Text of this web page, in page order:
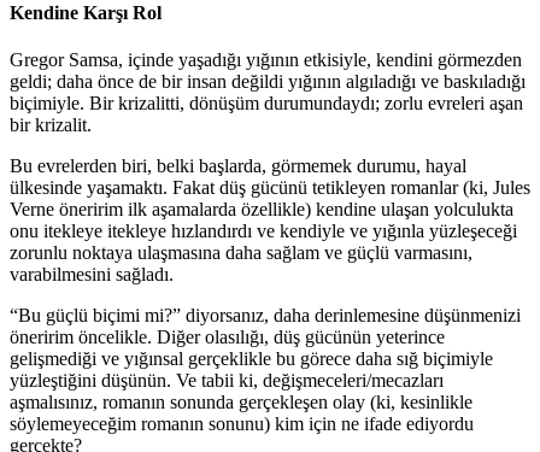
Kendine Karşı Rol
Gregor Samsa, içinde yaşadığı yığının etkisiyle, kendini görmezden
geldi; daha önce de bir insan değildi yığının algıladığı ve baskıladığı
biçimiyle. Bir krizalitti, dönüşüm durumundaydı; zorlu evreleri aşan
bir krizalit.
Bu evrelerden biri, belki başlarda, görmemek durumu, hayal
ülkesinde yaşamaktı. Fakat düş gücünü tetikleyen romanlar (ki, Jules
Verne öneririm ilk aşamalarda özellikle) kendine ulaşan yolculukta
onu itekleye itekleye hızlandırdı ve kendiyle ve yığınla yüzleşeceği
zorunlu noktaya ulaşmasına daha sağlam ve güçlü varmasını,
varabilmesini sağladı.
“Bu güçlü biçimi mi?” diyorsanız, daha derinlemesine düşünmenizi
öneririm öncelikle. Diğer olasılığı, düş gücünün yeterince
gelişmediği ve yığınsal gerçeklikle bu görece daha sığ biçimiyle
yüzleştiğini düşünün. Ve tabii ki, değişmeceleri/mecazları
aşmalısınız, romanın sonunda gerçekleşen olay (ki, kesinlikle
söylemeyeceğim romanın sonunu) kim için ne ifade ediyordu
gerçekte?